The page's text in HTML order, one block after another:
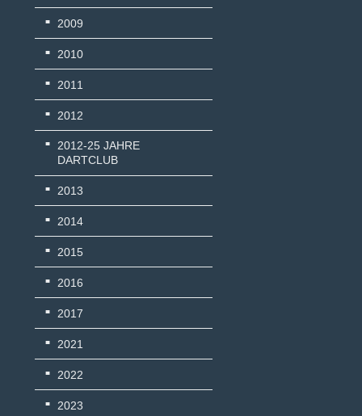
2009
2010
2011
2012
2012-25 JAHRE
DARTCLUB
2013
2014
2015
2016
2017
2021
2022
2023